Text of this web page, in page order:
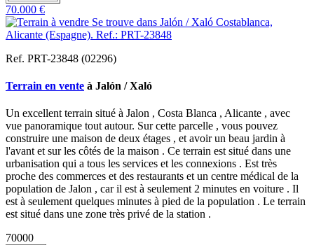
70.000 €
Ref. PRT-23848 (02296)
Terrain en vente à Jalón / Xaló
Un excellent terrain situé à Jalon , Costa Blanca , Alicante , avec
vue panoramique tout autour. Sur cette parcelle , vous pouvez
construire une maison de deux étages , et avoir un beau jardin à
l'avant et sur les côtés de la maison . Ce terrain est situé dans une
urbanisation qui a tous les services et les connexions . Est très
proche des commerces et des restaurants et un centre médical de la
population de Jalon , car il est à seulement 2 minutes en voiture . Il
est à seulement quelques minutes à pied de la population . Le terrain
est situé dans une zone très privé de la station .
70000